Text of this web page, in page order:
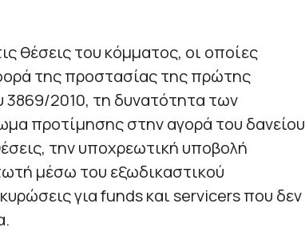
θέσεις του κόμματος, οι οποίες
της προστασίας της πρώτης
3869/2010, τη δυνατότητα των
προτίμησης στην αγορά του δανείου
την υποχρεωτική υποβολή
μέσω του εξωδικαστικού
για funds και servicers που δεν